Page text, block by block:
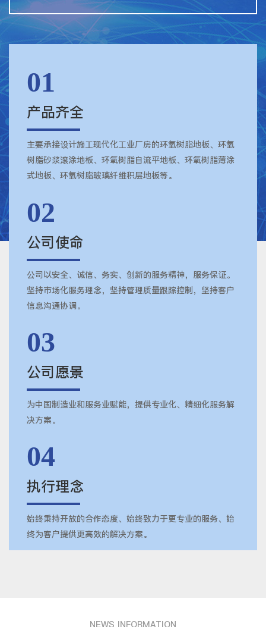
01
产品齐全
主要承接设计施工现代化工业厂房的环氧树脂地板、环氧
树脂砂浆滚涂地板、环氧树脂自流平地板、环氧树脂薄涂
式地板、环氧树脂玻璃纤维积层地板等。
02
公司使命
公司以安全、诚信、务实、创新的服务精神，服务保证。
坚持市场化服务理念，坚持管理质量跟踪控制，坚持客户
信息沟通协调。
03
公司愿景
为中国制造业和服务业赋能，提供专业化、精细化服务解
决方案。
04
执行理念
始终秉持开放的合作态度、始终致力于更专业的服务、始
终为客户提供更高效的解决方案。